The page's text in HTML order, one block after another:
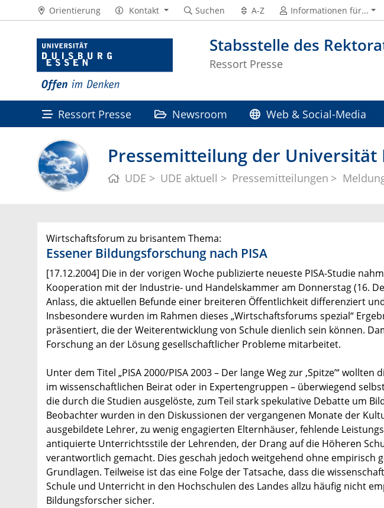
Stabsstelle des
Ressort Presse
Orientierung Kontakt Suchen A-Z Informationen für...
Ressort Presse Newsroom Web & Social-Media
Pressemitteilung der Universität
UDE UDE aktuell Pressemitteilungen
Wirtschaftsforum zu brisantem Thema:
Essener Bildungsforschung nach PISA
[17.12.2004] Die in der vorigen Woche publizierte neueste PISA-Studie
Kooperation mit der Industrie- und Handelskammer am Donnerstag (16.
Anlass, die aktuellen Befunde einer breiteren Öffentlichkeit differenziert
Insbesondere wurden im Rahmen dieses „Wirtschaftsforums spezial“
präsentiert, die der Weiterentwicklung von Schule dienlich sein können.
Forschung an der Lösung gesellschaftlicher Probleme mitarbeitet.
Unter dem Titel „PISA 2000/PISA 2003 – Der lange Weg zur ,Spitze’“
im wissenschaftlichen Beirat oder in Expertengruppen – überwiegend
die durch die Studien ausgelöste, zum Teil stark spekulative Debatte um
Beobachter wurden in den Diskussionen der vergangenen Monate der
ausgebildete Lehrer, zu wenig engagierten Elternhäuser, fehlende
antiquierte Unterrichtsstile der Lehrenden, der Drang auf die Höheren
verantwortlich gemacht. Dies geschah jedoch weitgehend ohne empirisch
Grundlagen. Teilweise ist das eine Folge der Tatsache, dass die
Schule und Unterricht in den Hochschulen des Landes allzu häufig nicht
Bildungsforscher sicher.